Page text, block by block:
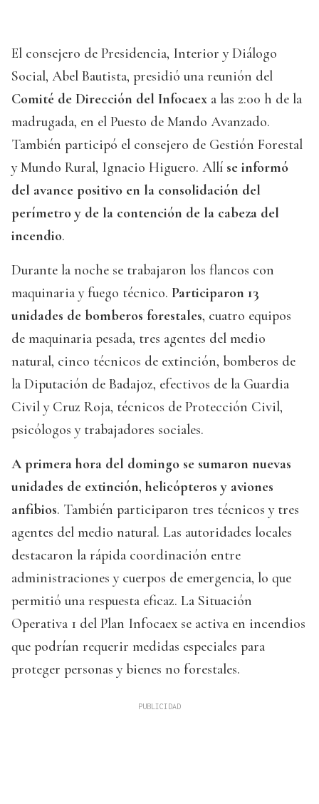
El consejero de Presidencia, Interior y Diálogo
Social, Abel Bautista, presidió una reunión del
Comité de Dirección del Infocaex a las 2:00 h de la
madrugada, en el Puesto de Mando Avanzado.
También participó el consejero de Gestión Forestal
y Mundo Rural, Ignacio Higuero. Allí se informó
del avance positivo en la consolidación del
perímetro y de la contención de la cabeza del
incendio.
Durante la noche se trabajaron los flancos con
maquinaria y fuego técnico. Participaron 13
unidades de bomberos forestales, cuatro equipos
de maquinaria pesada, tres agentes del medio
natural, cinco técnicos de extinción, bomberos de
la Diputación de Badajoz, efectivos de la Guardia
Civil y Cruz Roja, técnicos de Protección Civil,
psicólogos y trabajadores sociales.
A primera hora del domingo se sumaron nuevas
unidades de extinción, helicópteros y aviones
anfibios. También participaron tres técnicos y tres
agentes del medio natural. Las autoridades locales
destacaron la rápida coordinación entre
administraciones y cuerpos de emergencia, lo que
permitió una respuesta eficaz. La Situación
Operativa 1 del Plan Infocaex se activa en incendios
que podrían requerir medidas especiales para
proteger personas y bienes no forestales.